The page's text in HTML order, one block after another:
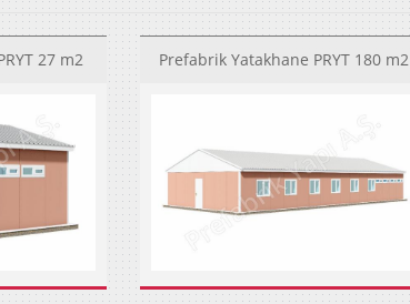
27 m2 Prefabrik Yatakhane PRYT 180 m2